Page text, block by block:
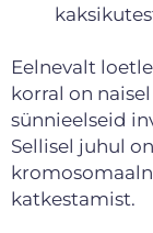
Eelnevalt
korral on
sünnieelseid
Sellisel juhul
katkestamist.